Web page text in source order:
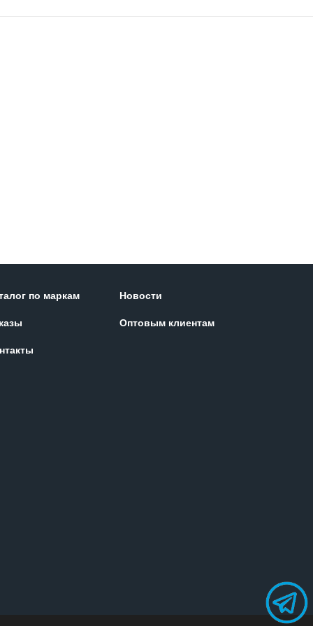
по маркам
Новости
Оптовым клиентам